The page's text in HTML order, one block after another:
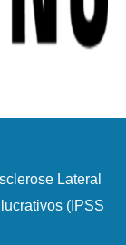
Lateral
(IPSS